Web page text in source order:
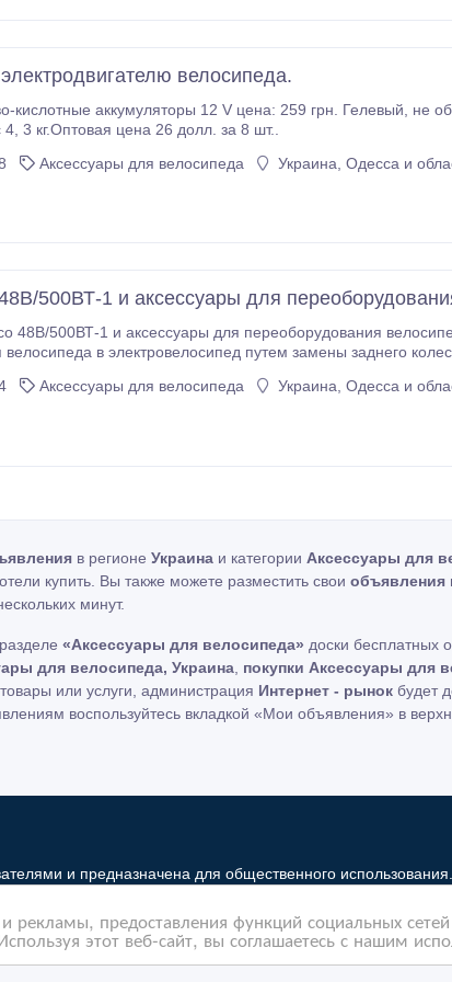
предоставления функций социальных
этот веб-сайт, вы соглашаетесь с нашим
велосипеда.
кислотные аккумуляторы 12 V цена: 259 грн. Гелевый, не
3 кг.Оптовая цена 26 долл. за 8 шт..
Аксессуары для велосипеда Украина, Одесса и
500ВТ-1 и аксессуары для
48В/500ВТ-1 и аксессуары для переоборудования
в электровелосипед путем замены заднего
контроллер 500ВТ 48В, ручка газа (акселлератор),
Аксессуары для велосипеда Украина, Одесса и
в регионе Украина и категории Аксессуары для
купить. Вы также можете разместить свои объявления
минут.
«Аксессуары для велосипеда» доски бесплатных
для велосипеда, Украина покупки Аксессуары для
или услуги, администрация Интернет - рынок будет
воспользуйтесь вкладкой «Мои объявления» в
и предназначена для общественного
частную информацию зарегистрированных
закона в том случае, если объявление или любая
также не отвечаем за правила конфиденциальности